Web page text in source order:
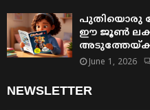
പുതിയൊരു
ഈ ജൂൺ
June 1, 2026
NEWSLETTER